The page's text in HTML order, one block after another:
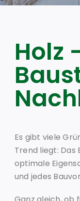
Baustoff Holz
Kontakt
Holz
Es gibt viele
Trend liegt:
optimale
und jedes